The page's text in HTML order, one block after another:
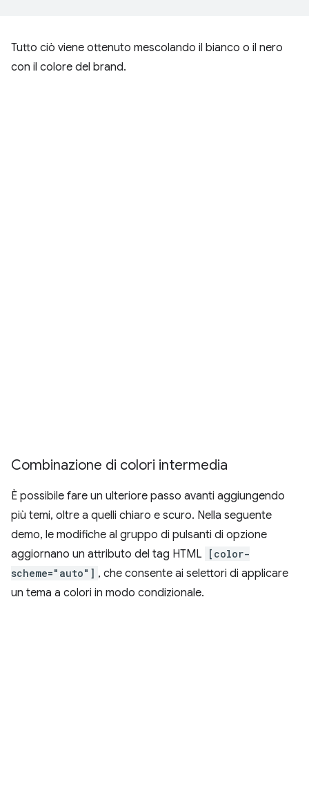
Tutto ciò viene ottenuto mescolando il bianco o il nero
con il colore del brand.
Combinazione di colori intermedia
È possibile fare un ulteriore passo avanti aggiungendo
più temi, oltre a quelli chiaro e scuro. Nella seguente
demo, le modifiche al gruppo di pulsanti di opzione
aggiornano un attributo del tag HTML
[color-
scheme="auto"] , che consente ai selettori di applicare
un tema a colori in modo condizionale.